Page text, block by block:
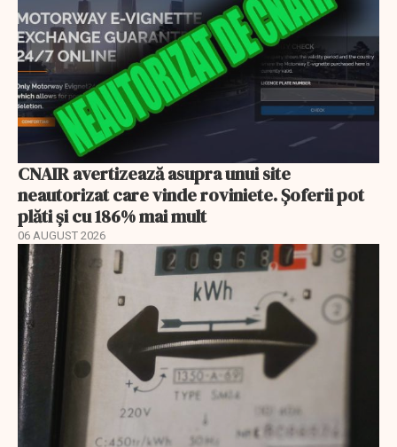
CNAIR avertizează asupra unui site
neautorizat care vinde roviniete. Șoferii pot
plăti și cu 186% mai mult
06 AUGUST 2026